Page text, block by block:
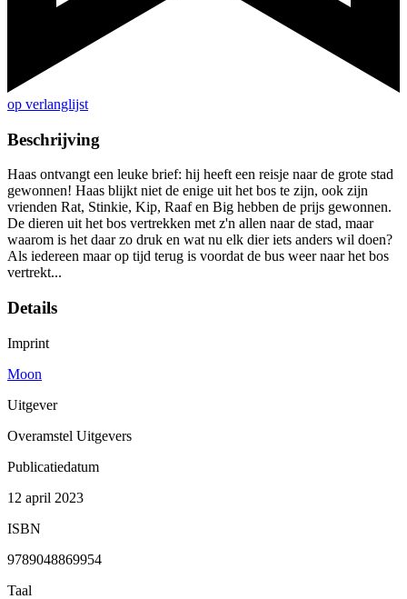
op verlanglijst
Beschrijving
Haas ontvangt een leuke brief: hij heeft een reisje naar de grote stad
gewonnen! Haas blijkt niet de enige uit het bos te zijn, ook zijn
vrienden Rat, Stinkie, Kip, Raaf en Big hebben de prijs gewonnen.
De dieren uit het bos vertrekken met z'n allen naar de stad, maar
waarom is het daar zo druk en wat nu elk dier iets anders wil doen?
Als iedereen maar op tijd terug is voordat de bus weer naar het bos
vertrekt...
Details
Imprint
Moon
Uitgever
Overamstel Uitgevers
Publicatiedatum
12 april 2023
ISBN
9789048869954
Taal